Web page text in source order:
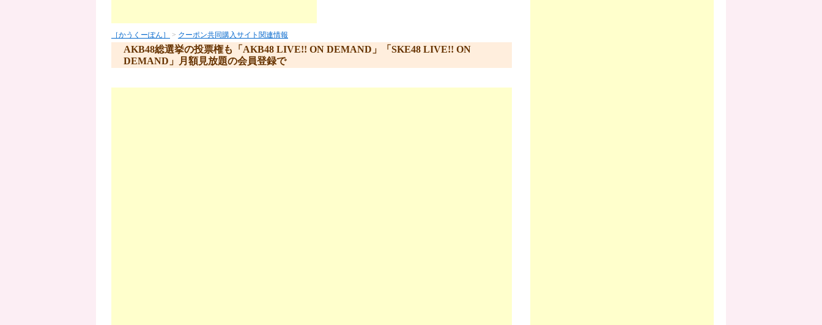
［かうくーぽん］ > クーポン共同購入サイト関連情報
AKB48総選挙の投票権も「AKB48 LIVE!! ON DEMAND」「SKE48 LIVE!! ON
DEMAND」月額見放題の会員登録で